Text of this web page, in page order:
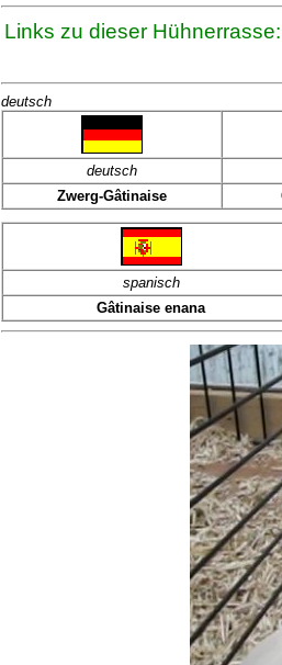
Links zu dieser Hühnerrasse:
deutsch
deutsch
Zwerg-Gâtinaise
spanisch
Gâtinaise enana